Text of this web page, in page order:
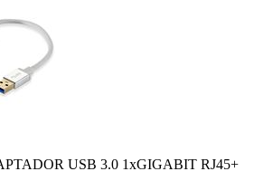
USB 3.0 1xGIGABIT RJ45+